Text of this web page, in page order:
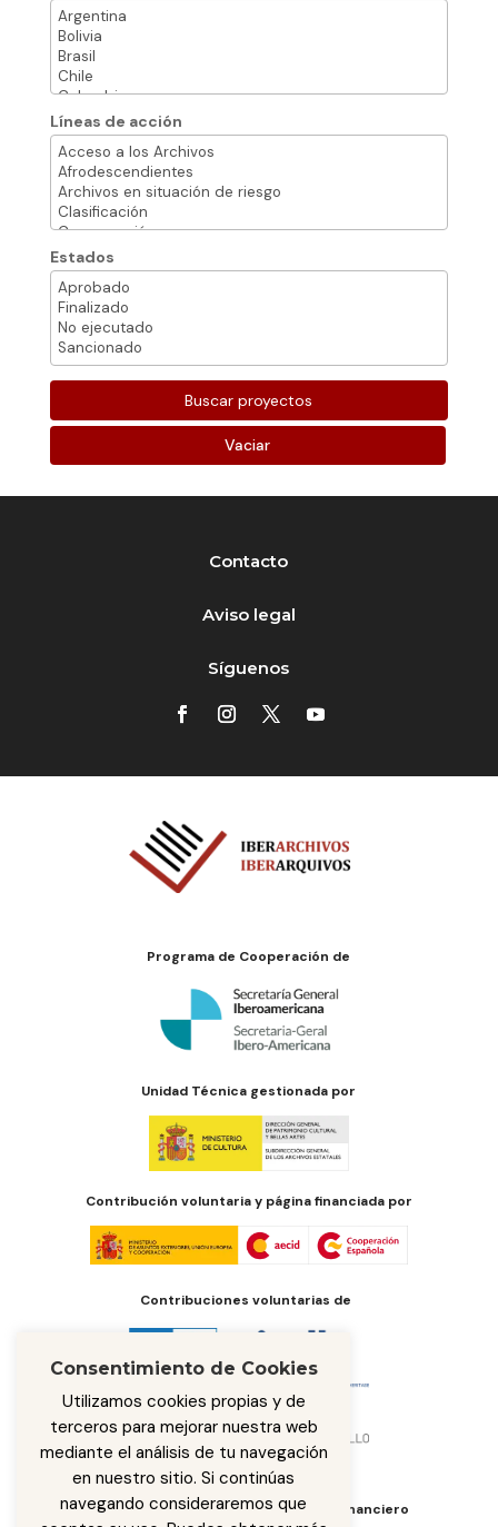
Líneas de acción
Estados
Vaciar
Contacto
Aviso legal
Síguenos
Programa de Cooperación de
Unidad Técnica gestionada por
Contribución voluntaria y página financiada por
Contribuciones voluntarias de
Órgano de administración del fondo financiero
Consentimiento de Cookies
Utilizamos cookies propias y de
terceros para mejorar nuestra web
mediante el análisis de tu navegación
en nuestro sitio. Si continúas
navegando consideraremos que